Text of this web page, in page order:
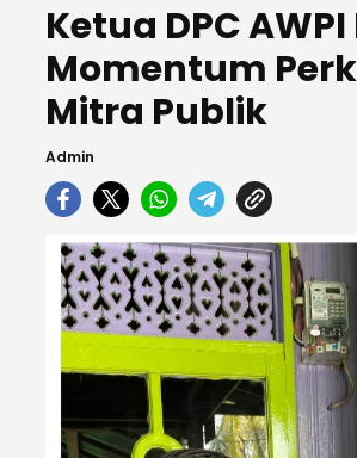
Ketua DPC
Momentum
Mitra Publik
Admin